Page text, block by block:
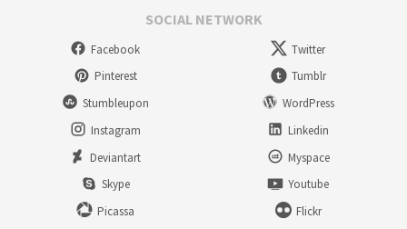
SOCIAL NETWORK
Facebook
Twitter
Pinterest
Tumblr
Stumbleupon
WordPress
Instagram
Linkedin
Deviantart
Myspace
Skype
Youtube
Picassa
Flickr